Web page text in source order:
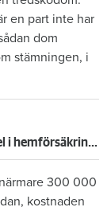
en part inte har
dom
stämningen, i
Ansvarsskyddet – en viktig del i hemförsäkringen
300 000
kostnaden